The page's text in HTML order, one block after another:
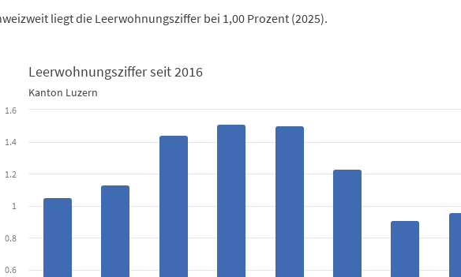
liegt die Leerwohnungsziffer bei 1,00 Prozent (2025).
seit 2016
10 bars.
data table, Leerwohnungsziffer seit 2016
has 1 X axis displaying categories.
has 1 Y axis displaying in Prozent des Wohnungsbestands. Data ranges from 0.78 to 1.51.
Leerwohnungsziffer seit 2016
Kanton Luzern
0.6
0.8
1
1.2
1.4
1.6